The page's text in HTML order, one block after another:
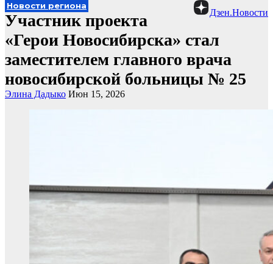
Дзен.Новости
Новости региона
Участник проекта
«Герои Новосибирска» стал
заместителем главного врача
новосибирской больницы № 25
Элина Дадыко Июн 15, 2026